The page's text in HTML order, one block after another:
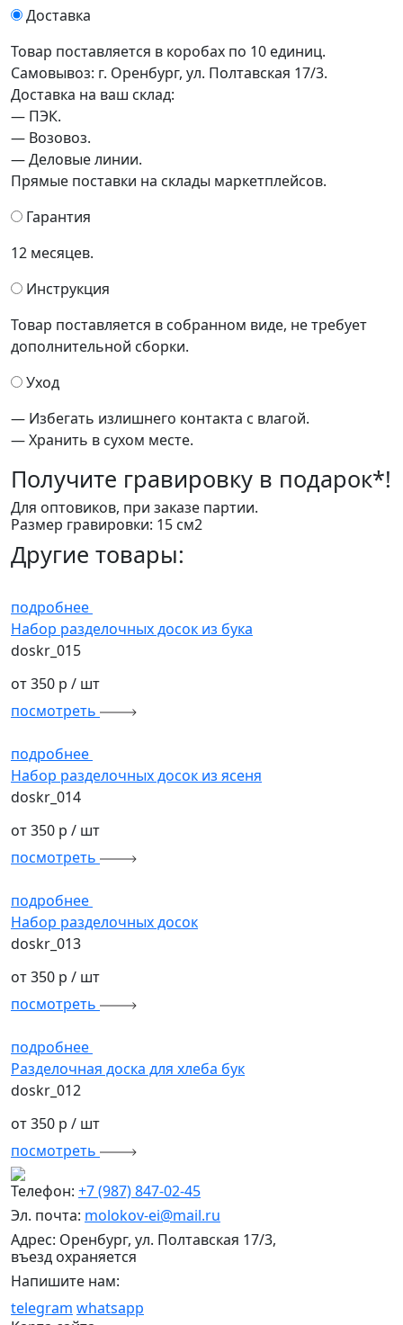
Доставка
Товар поставляется в коробах по 10 единиц.
Самовывоз: г. Оренбург, ул. Полтавская 17/3.
Доставка на ваш склад:
— ПЭК.
— Возовоз.
— Деловые линии.
Прямые поставки на склады маркетплейсов.
Гарантия
12 месяцев.
Инструкция
Товар поставляется в собранном виде, не требует
дополнительной сборки.
Уход
— Избегать излишнего контакта с влагой.
— Хранить в сухом месте.
Получите гравировку в подарок*!
Для оптовиков, при заказе партии.
Размер гравировки: 15 см2
Другие товары:
подробнее
Набор разделочных досок из бука
doskr_015
от 350 р / шт
посмотреть
подробнее
Набор разделочных досок из ясеня
doskr_014
от 350 р / шт
посмотреть
подробнее
Набор разделочных досок
doskr_013
от 350 р / шт
посмотреть
подробнее
Разделочная доска для хлеба бук
doskr_012
от 350 р / шт
посмотреть
Телефон: +7 (987) 847-02-45
Эл. почта: molokov-ei@mail.ru
Адрес: Оренбург, ул. Полтавская 17/3,
въезд охраняется
Напишите нам:
telegram whatsapp